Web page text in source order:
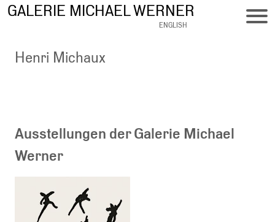
Direkt
GALERIE MICHAEL WERNER
ENGLISH
Henri Michaux
Ausstellungen der Galerie Michael
Werner